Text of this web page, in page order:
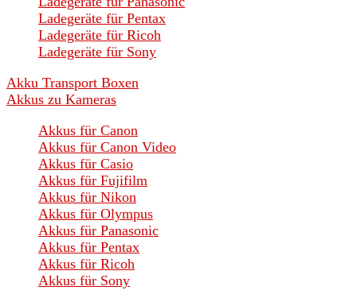
Ladegeräte für Pentax
Ladegeräte für Ricoh
Ladegeräte für Sony
Akku Transport Boxen
Akkus zu Kameras
Akkus für Canon
Akkus für Canon Video
Akkus für Casio
Akkus für Fujifilm
Akkus für Nikon
Akkus für Olympus
Akkus für Panasonic
Akkus für Pentax
Akkus für Ricoh
Akkus für Sony